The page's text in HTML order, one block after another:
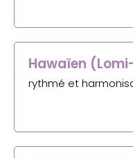
Hawaïen
rythmé et